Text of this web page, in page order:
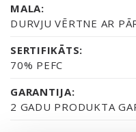
MALA:
DURVJU VĒRTNE AR
SERTIFIKĀTS:
70% PEFC
GARANTIJA:
2 GADU PRODUKTA